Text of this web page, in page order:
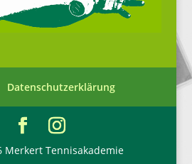
Datenschutzerklärung
Merkert Tennisakademie